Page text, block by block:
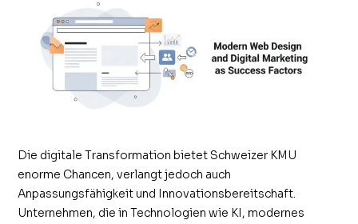
Die digitale Transformation bietet Schweizer KMU
enorme Chancen, verlangt jedoch auch
Anpassungsfähigkeit und Innovationsbereitschaft.
Unternehmen, die in Technologien wie KI, modernes